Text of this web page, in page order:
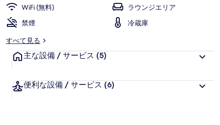
ズ
ロ
フ
に
好
件
の
ミ
WiFi (無料)
ラウンジエリア
禁煙
冷蔵庫
すべて見る
主な設備 / サービス (5)
便利な設備 / サービス (6)